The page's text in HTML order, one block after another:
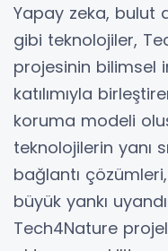
Yapay zeka, bulut
gibi teknolojiler,
projesinin bilimsel
katılımıyla
koruma modeli
teknolojilerin yanı
bağlantı
büyük yankı
Tech4Nature